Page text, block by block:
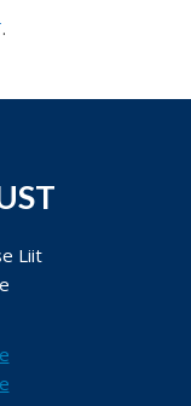
.
Liit